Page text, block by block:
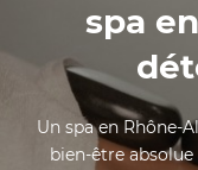
spa
Un spa en Rhône-
bien-être